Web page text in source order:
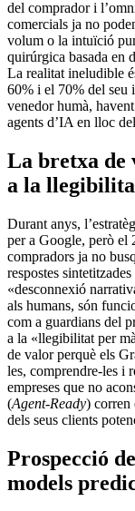
del comprador i
comercials ja no
volum o la intuïció
quirúrgica basada en
La realitat ineludible
60% i el 70% del seu
venedor humà,
agents d’IA en lloc
La bretxa de
a la
Durant anys,
per a Google, però el
compradors ja no
respostes
«desconnexió
als humans, són
com a guardians del
a la «llegibilitat per
de valor perquè els
les, comprendre-les i
empreses que no
(Agent-Ready) corren
dels seus clients
Prospecció
models